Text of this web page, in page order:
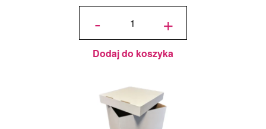
-
ilość
olejowy
Food
Zielony
Butelkowy
+
Dodaj do koszyka